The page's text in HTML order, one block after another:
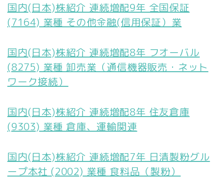
国内(日本)株紹介 連続増配9年 全国保証
(7164) 業種 その他金融(信用保証）業
国内(日本)株紹介 連続増配8年 フオーバル
(8275) 業種 卸売業（通信機器販売・ネット
ワーク接続）
国内(日本)株紹介 連続増配8年 住友倉庫
(9303) 業種 倉庫、運輸関連
国内(日本)株紹介 連続増配7年 日清製粉グル
ープ本社 (2002) 業種 食料品（製粉）